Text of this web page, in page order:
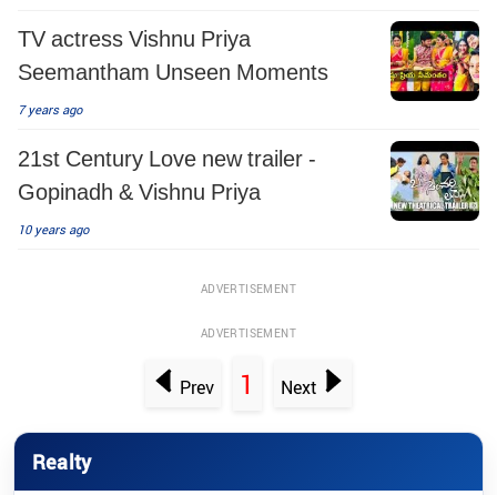
TV actress Vishnu Priya
Seemantham Unseen Moments
7 years ago
21st Century Love new trailer -
Gopinadh & Vishnu Priya
10 years ago
ADVERTISEMENT
ADVERTISEMENT
Prev 1 Next
Realty